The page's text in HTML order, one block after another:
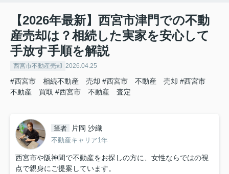
【2026年最新】西宮市津門での不動
産売却は？相続した実家を安心して
手放す手順を解説
西宮市不動産売却 2026.04.25
#西宮市 相続不動産 売却 #西宮市 不動産 売却 #西宮市
不動産 買取 #西宮市 不動産 査定
筆者 片岡 沙織
不動産キャリア1年
西宮市や阪神間で不動産をお探しの方に、女性ならではの視
点で親身にご提案しています。